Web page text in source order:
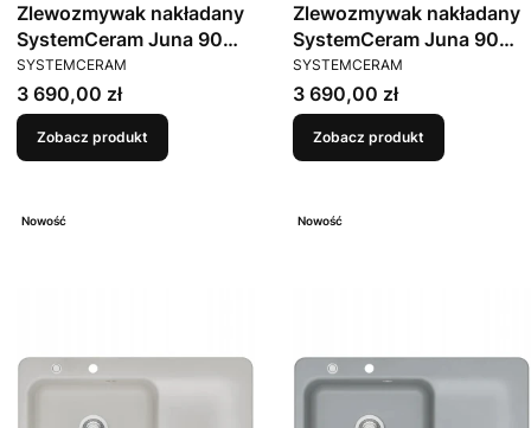
Zlewozmywak nakładany
SystemCeram Juna 90
Siena 65 Lewa komora
PRODUCENT
SYSTEMCERAM
Cena
3 690,00 zł
Zobacz produkt
Zlewozmywak nakładany
SystemCeram Juna 90
Nero 68 Lewa komora
PRODUCENT
SYSTEMCERAM
Cena
3 690,00 zł
Zobacz produkt
Nowość Nowość